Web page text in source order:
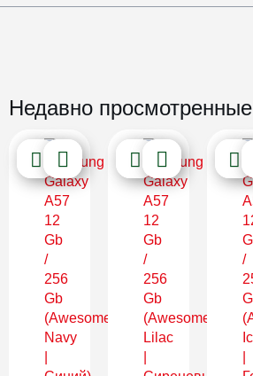
Недавно просмотренные